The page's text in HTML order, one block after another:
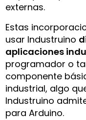
externas.
Estas
usar Industruino
aplicaciones
programador o
componente
industrial, algo
Industruino
para Arduino.